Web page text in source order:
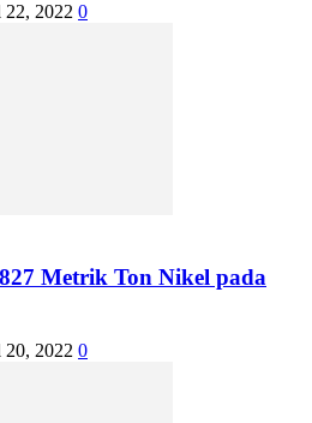
2022 0
Metrik Ton Nikel pada
2022 0